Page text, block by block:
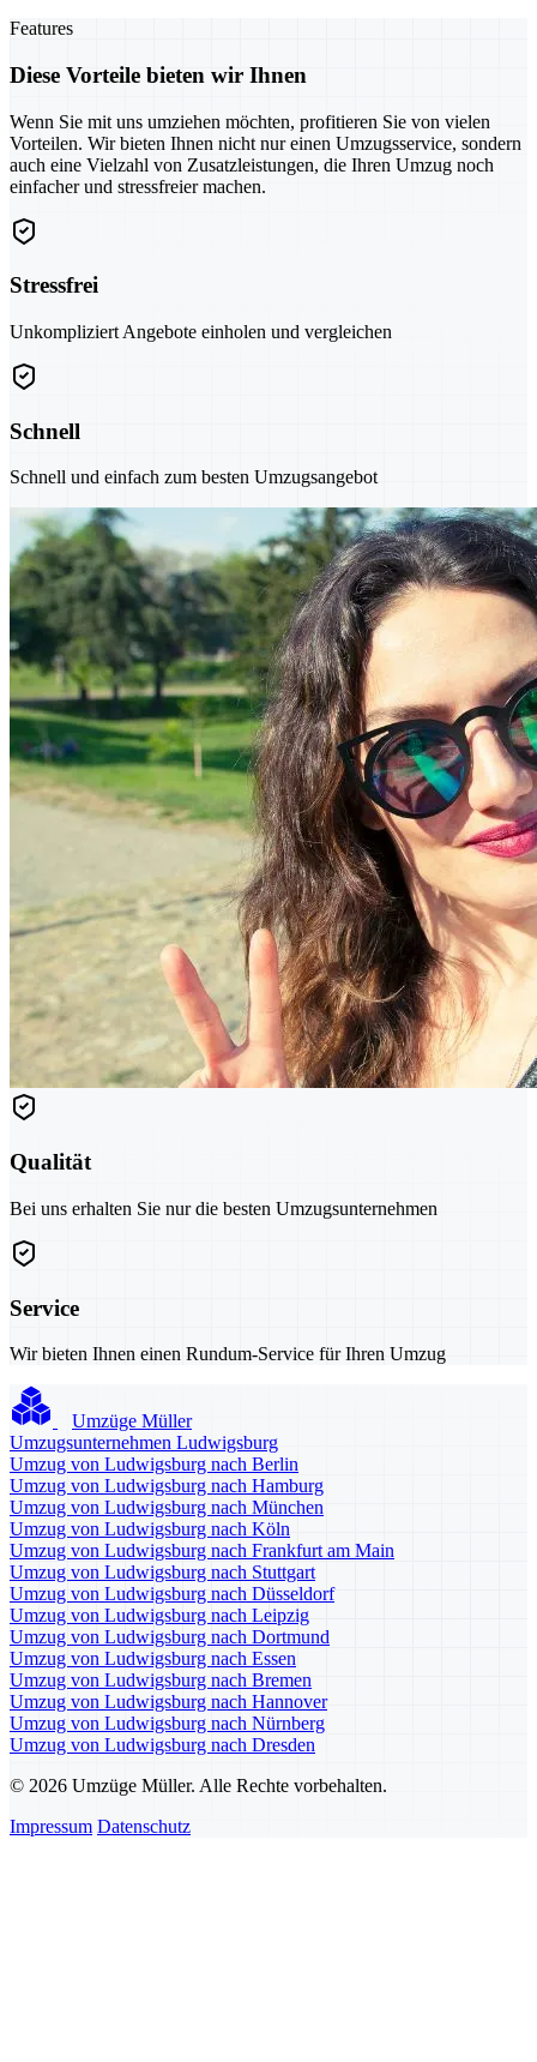
Features
Diese Vorteile bieten wir Ihnen
Wenn Sie mit uns umziehen möchten, profitieren Sie von vielen
Vorteilen. Wir bieten Ihnen nicht nur einen Umzugsservice, sondern
auch eine Vielzahl von Zusatzleistungen, die Ihren Umzug noch
einfacher und stressfreier machen.
Stressfrei
Unkompliziert Angebote einholen und vergleichen
Schnell
Schnell und einfach zum besten Umzugsangebot
Qualität
Bei uns erhalten Sie nur die besten Umzugsunternehmen
Service
Wir bieten Ihnen einen Rundum-Service für Ihren Umzug
Umzüge Müller
Umzugsunternehmen Ludwigsburg
Umzug von Ludwigsburg nach Berlin
Umzug von Ludwigsburg nach Hamburg
Umzug von Ludwigsburg nach München
Umzug von Ludwigsburg nach Köln
Umzug von Ludwigsburg nach Frankfurt am Main
Umzug von Ludwigsburg nach Stuttgart
Umzug von Ludwigsburg nach Düsseldorf
Umzug von Ludwigsburg nach Leipzig
Umzug von Ludwigsburg nach Dortmund
Umzug von Ludwigsburg nach Essen
Umzug von Ludwigsburg nach Bremen
Umzug von Ludwigsburg nach Hannover
Umzug von Ludwigsburg nach Nürnberg
Umzug von Ludwigsburg nach Dresden
© 2026 Umzüge Müller. Alle Rechte vorbehalten.
Impressum Datenschutz